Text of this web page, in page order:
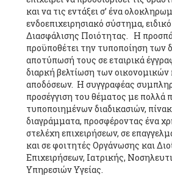
και να τις εντάξει σ’ ένα
ενδοεπιχειρησιακό σύστημα,
Διασφάλισης Ποιότητας. Η
προϋποθέτει την τυποποίηση των
αποτύπωσή τους σε εταιρικά
διαρκή βελτίωση των οικονομικών
αποδόσεων. Η συγγραφέας
προσέγγιση του θέματος με πολλά
τυποποιημένων διαδικασιών,
διαγράμματα, προσφέροντας ένα
στελέχη επιχειρήσεων, σε
και σε φοιτητές Οργάνωσης και
Επιχειρήσεων, Ιατρικής,
Υπηρεσιών Υγείας.